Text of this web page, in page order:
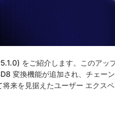
をご紹介します。このアッ
変換機能が追加され、チェー
来を見据えたユーザー エクス